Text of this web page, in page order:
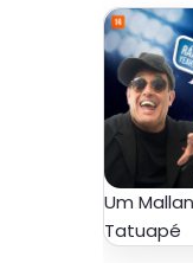
Um
Tatuapé